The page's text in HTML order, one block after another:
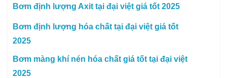
Bơm định lượng Axit tại đại việt giá tốt 2025
Bơm định lượng hóa chất tại đại việt giá tốt
2025
Bơm màng khí nén hóa chất giá tốt tại đại việt
2025